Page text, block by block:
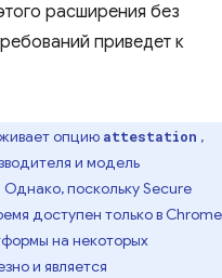
расширения без
приведет к
опцию attestation ,
и модель
поскольку Secure
доступен только в Chrome
на некоторых
и является